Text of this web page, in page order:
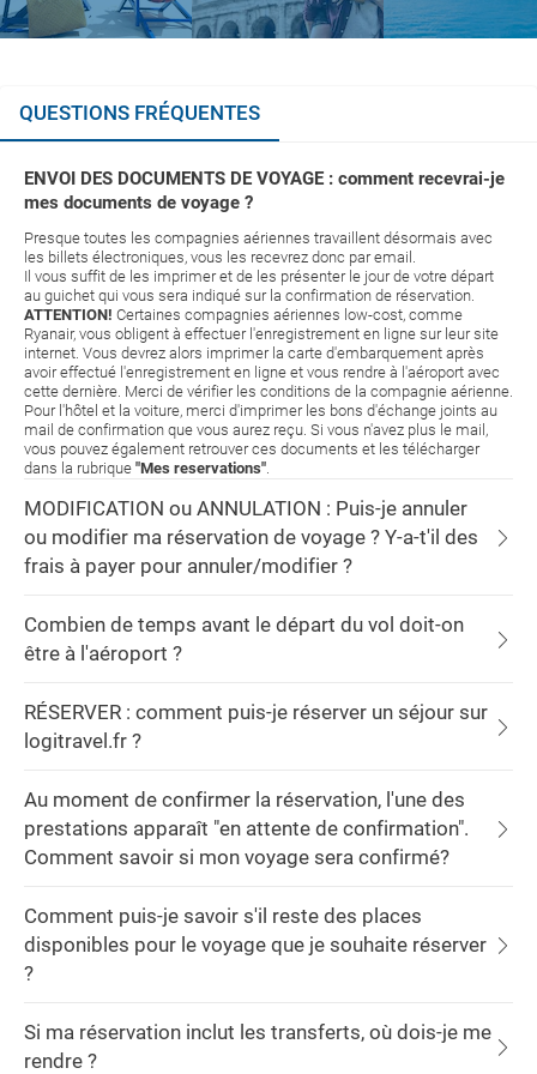
QUESTIONS FRÉQUENTES
ENVOI DES DOCUMENTS DE VOYAGE : comment recevrai-je
mes documents de voyage ?
Presque toutes les compagnies aériennes travaillent désormais avec
les billets électroniques, vous les recevrez donc par email.
Il vous suffit de les imprimer et de les présenter le jour de votre départ
au guichet qui vous sera indiqué sur la confirmation de réservation.
ATTENTION! Certaines compagnies aériennes low-cost, comme
Ryanair, vous obligent à effectuer l'enregistrement en ligne sur leur site
internet. Vous devrez alors imprimer la carte d'embarquement après
avoir effectué l'enregistrement en ligne et vous rendre à l'aéroport avec
cette dernière. Merci de vérifier les conditions de la compagnie aérienne.
Pour l'hôtel et la voiture, merci d'imprimer les bons d'échange joints au
mail de confirmation que vous aurez reçu. Si vous n'avez plus le mail,
vous pouvez également retrouver ces documents et les télécharger
dans la rubrique "Mes reservations".
MODIFICATION ou ANNULATION : Puis-je annuler
ou modifier ma réservation de voyage ? Y-a-t'il des
frais à payer pour annuler/modifier ?
Combien de temps avant le départ du vol doit-on
être à l'aéroport ?
RÉSERVER : comment puis-je réserver un séjour sur
logitravel.fr ?
Au moment de confirmer la réservation, l'une des
prestations apparaît "en attente de confirmation".
Comment savoir si mon voyage sera confirmé?
Comment puis-je savoir s'il reste des places
disponibles pour le voyage que je souhaite réserver
?
Si ma réservation inclut les transferts, où dois-je me
rendre ?